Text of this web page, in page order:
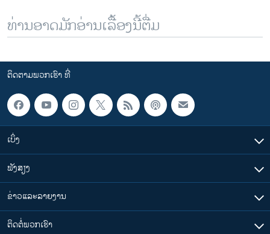
ທ່ານອາດມັກອ່ານເລື້ອງນີ້ຕື່ມ
ຕິດຕາມພວກເຮົາ ທີ່
ເບິ່ງ
ຟັງສຽງ
ຂ່າວແລະລາຍງານ
ຕິດຕໍ່ພວກເຮົາ